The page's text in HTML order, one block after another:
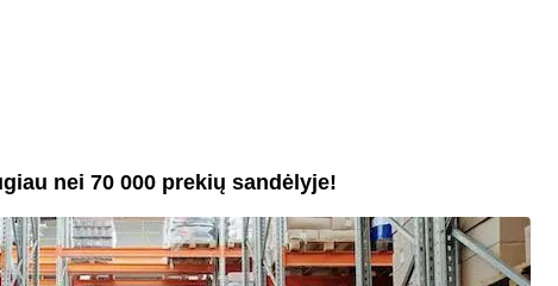
nei 70 000 prekių sandėlyje!